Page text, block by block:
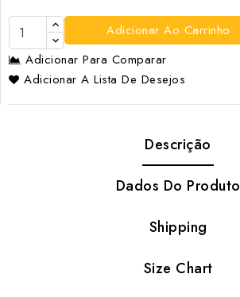
Adicionar Ao Carrinho
Adicionar Para Comparar
Adicionar A Lista De Desejos
Descrição
Dados Do Produto
Shipping
Size Chart